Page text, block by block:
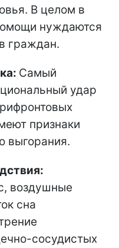
В целом в
нуждаются
граждан.
Самый
удар
признаки
выгорания.
воздушные
сна
сосудистых